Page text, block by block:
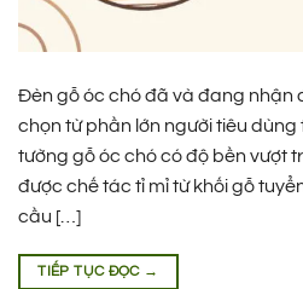
Đèn gỗ óc chó đã và đang nhận
chọn từ phần lớn người tiêu
tường gỗ óc chó có độ bền vượt
được chế tác tỉ mỉ từ khối gỗ
cầu […]
TIẾP TỤC ĐỌC →